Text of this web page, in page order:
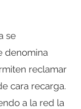
se
denomina
reclamar
cara recarga.
a la red la